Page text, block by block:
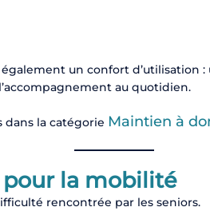
un confort d’utilisation
au quotidien.
dans la catégorie Maintien à
la mobilité
rencontrée par les seniors.